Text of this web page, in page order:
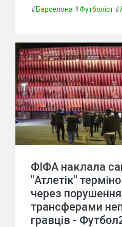
#Барселона #Футболіст #
ФІФА наклала
"Атлетік"
через
трансферами
гравців -